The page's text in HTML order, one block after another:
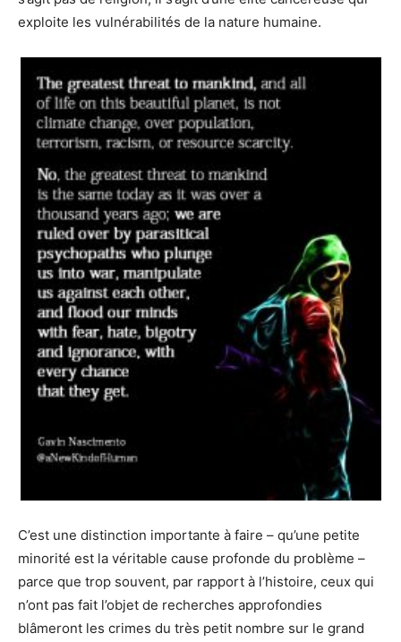
exploite les vulnérabilités de la nature humaine.
C’est une distinction importante à faire – qu’une petite
minorité est la véritable cause profonde du problème –
parce que trop souvent, par rapport à l’histoire, ceux qui
n’ont pas fait l’objet de recherches approfondies
blâmeront les crimes du très petit nombre sur le grand